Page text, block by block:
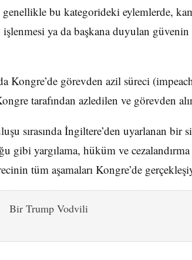
bu kategorideki eylemlerde,
ya da başkana duyulan güvenin
Kongre’de görevden azil süreci
tarafından azledilen ve görevden
sırasında İngiltere’den uyarlanan bir
gibi yargılama, hüküm ve cezalandırma
tüm aşamaları Kongre’de
Bir Trump Vodvili